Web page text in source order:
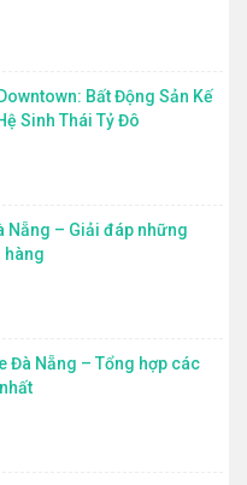
Bất Động Sản Kế
Sinh Thái Tỷ Đô
Nẵng – Giải đáp những
hàng
Đà Nẵng – Tổng hợp các